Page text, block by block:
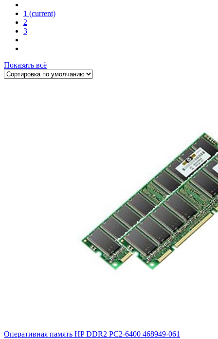
1 (current)
2
3
Показать всё
Оперативная память HP DDR2 PC2-6400 468949-061